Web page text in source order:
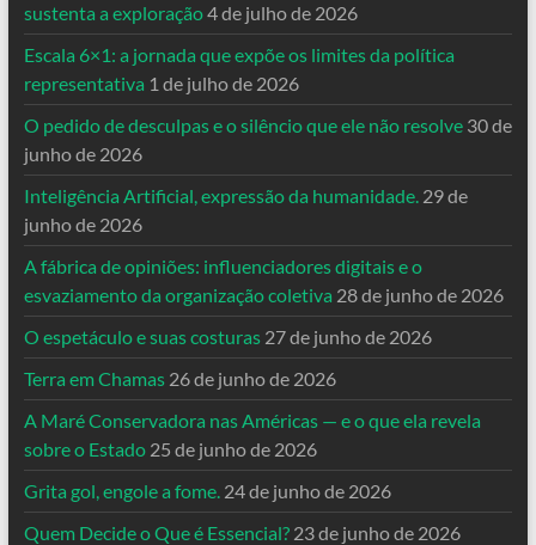
sustenta a exploração4 de julho de 2026
Escala 6×1: a jornada que expõe os limites da política
representativa 1 de julho de 2026
O pedido de desculpas e o silêncio que ele não resolve 30 de
junho de 2026
Inteligência Artificial, expressão da humanidade. 29 de
junho de 2026
A fábrica de opiniões: influenciadores digitais e o
esvaziamento da organização coletiva 28 de junho de 2026
O espetáculo e suas costuras 27 de junho de 2026
Terra em Chamas 26 de junho de 2026
A Maré Conservadora nas Américas — e o que ela revela
sobre o Estado 25 de junho de 2026
Grita gol, engole a fome. 24 de junho de 2026
Quem Decide o Que é Essencial? 23 de junho de 2026